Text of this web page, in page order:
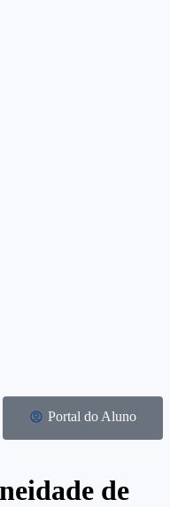
Portal do Aluno
de